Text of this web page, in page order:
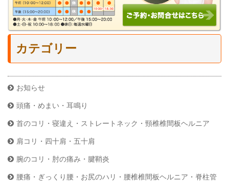
カテゴリー
お知らせ
頭痛・めまい・耳鳴り
首のコリ・寝違え・ストレートネック・頸椎椎間板ヘルニア
肩コリ・四十肩・五十肩
腕のコリ・肘の痛み・腱鞘炎
腰痛・ぎっくり腰・お尻のハリ・腰椎椎間板ヘルニア・脊柱管